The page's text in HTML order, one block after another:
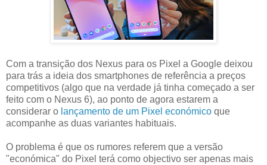
Com a transição dos Nexus para os Pixel a Google deixou
para trás a ideia dos smartphones de referência a preços
competitivos (algo que na verdade já tinha começado a ser
feito com o Nexus 6), ao ponto de agora estarem a
considerar o lançamento de um Pixel económico que
acompanhe as duas variantes habituais.
O problema é que os rumores referem que a versão
"económica" do Pixel terá como objectivo ser apenas mais